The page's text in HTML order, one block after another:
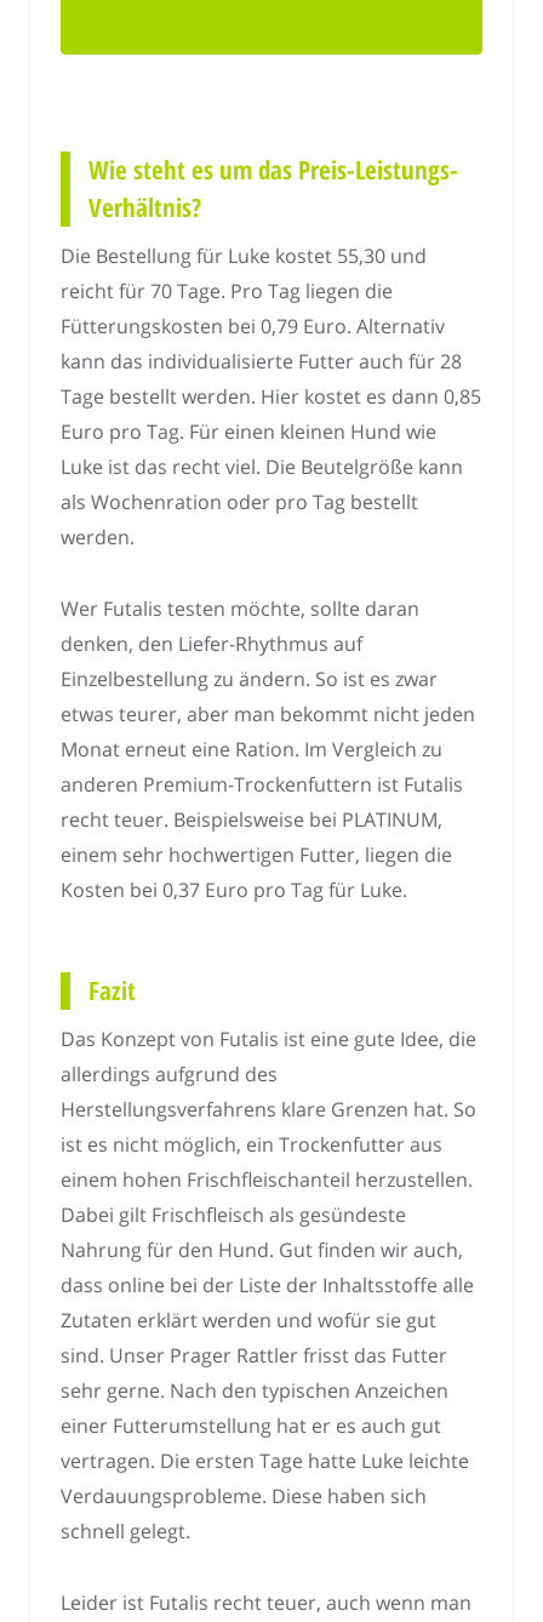
Wie steht es um das Preis-Leistungs-
Verhältnis?
Die Bestellung für Luke kostet 55,30 und
reicht für 70 Tage. Pro Tag liegen die
Fütterungskosten bei 0,79 Euro. Alternativ
kann das individualisierte Futter auch für 28
Tage bestellt werden. Hier kostet es dann 0,85
Euro pro Tag. Für einen kleinen Hund wie
Luke ist das recht viel. Die Beutelgröße kann
als Wochenration oder pro Tag bestellt
werden.
Wer Futalis testen möchte, sollte daran
denken, den Liefer-Rhythmus auf
Einzelbestellung zu ändern. So ist es zwar
etwas teurer, aber man bekommt nicht jeden
Monat erneut eine Ration. Im Vergleich zu
anderen Premium-Trockenfuttern ist Futalis
recht teuer. Beispielsweise bei PLATINUM,
einem sehr hochwertigen Futter, liegen die
Kosten bei 0,37 Euro pro Tag für Luke.
Fazit
Das Konzept von Futalis ist eine gute Idee, die
allerdings aufgrund des
Herstellungsverfahrens klare Grenzen hat. So
ist es nicht möglich, ein Trockenfutter aus
einem hohen Frischfleischanteil herzustellen.
Dabei gilt Frischfleisch als gesündeste
Nahrung für den Hund. Gut finden wir auch,
dass online bei der Liste der Inhaltsstoffe alle
Zutaten erklärt werden und wofür sie gut
sind. Unser Prager Rattler frisst das Futter
sehr gerne. Nach den typischen Anzeichen
einer Futterumstellung hat er es auch gut
vertragen. Die ersten Tage hatte Luke leichte
Verdauungsprobleme. Diese haben sich
schnell gelegt.
Leider ist Futalis recht teuer, auch wenn man